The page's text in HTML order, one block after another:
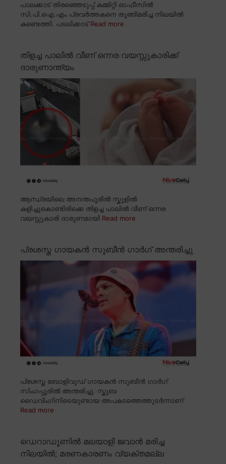
പാലക്കാട് തിരഞ്ഞെടുപ്പ് കമ്മിറ്റി ഓഫീസിൽ
സി.പി.ഐ.എം പ്രവർത്തകനെ തൂങ്ങിമരിച്ച നിലയിൽ
കണ്ടെത്തി. പടലിക്കാട്Read more
തിളച്ച പാലിൽ വീണ് ഒന്നര വയസ്സുകാരിക്ക്
ദാരുണാന്ത്യം
ആന്ധ്രയിലെ അനന്തപൂരിൽ സ്കൂളിൽ
കളിച്ചുകൊണ്ടിരിക്കെ തിളച്ച പാലിൽ വീണ് ഒന്നര
വയസ്സുകാരി ദാരുണമായി Read more
പ്രശസ്ത ഗായകൻ സുബീൻ ഗാർഗ് അന്തരിച്ചു
പ്രശസ്ത ബോളിവുഡ് ഗായകൻ സുബീൻ ഗാർഗ്
സിംഗപ്പൂരിൽ അന്തരിച്ചു. സ്കൂബ
ഡൈവിംഗിനിടെയുണ്ടായ അപകടത്തെത്തുടർന്നാണ്
Read more
ഡെറാഡൂണിൽ മലയാളി ജവാൻ മരിച്ച
നിലയിൽ; മരണകാരണം വ്യക്തമല്ല